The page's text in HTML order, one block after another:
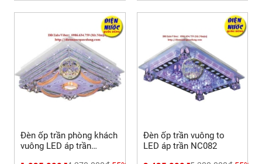
Đèn ốp trần phòng khách
vuông LED áp trần
Đèn ốp trần vuông to
LED áp trần NC082